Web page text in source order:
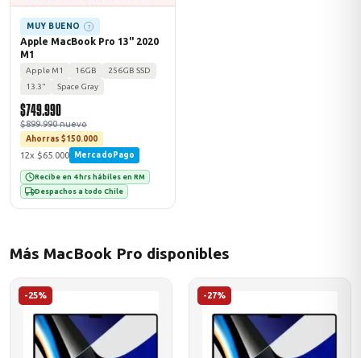
ACER
→
MUY BUENO ?
Apple MacBook Pro 13" 2020
M1
Apple M1 16GB
256GB SSD
13.3"
Space Gray
$749.990
$899.990 nuevo
Ahorras $150.000
12x $65.000 MercadoPago
Recibe en 4 hrs hábiles en RM
Despachos a todo Chile
Más MacBook Pro disponibles
-25% -27%